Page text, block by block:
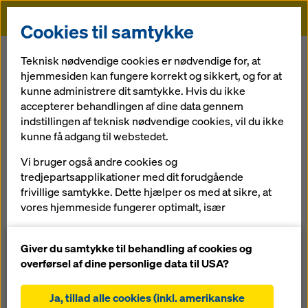
Doka
3-D planlægning
Tilbage til oversigten
3-D planlægning
Komplekse bygningsgeometrier kræver specielle
projekteringsmetoder og ekspertise. Doka‘s teknikere
udvikler 3-D modeller til dig som basis for projektet:
koncentreret knowhow hos projektteknikere med
international erfaring
Cookies til samtykke
Teknisk nødvendige cookies er nødvendige for, at
hjemmesiden kan fungere korrekt og sikkert, og for at
kunne administrere dit samtykke. Hvis du ikke
accepterer behandlingen af dine data gennem
indstillingen af teknisk nødvendige cookies, vil du ikke
kunne få adgang til webstedet.
Vi bruger også andre cookies og
tredjepartsapplikationer med dit forudgående
frivillige samtykke. Dette hjælper os med at sikre, at
vores hjemmeside fungerer optimalt, især
hjemmeside (funktionelle og statistiske cookies),
at lette en problemfri købsproces, når du bruger
cookies),
Giver du samtykke til behandling af cookies og
overførsel af dine personlige data til USA?
Ja, tillad alle cookies (inkl. amerikanske